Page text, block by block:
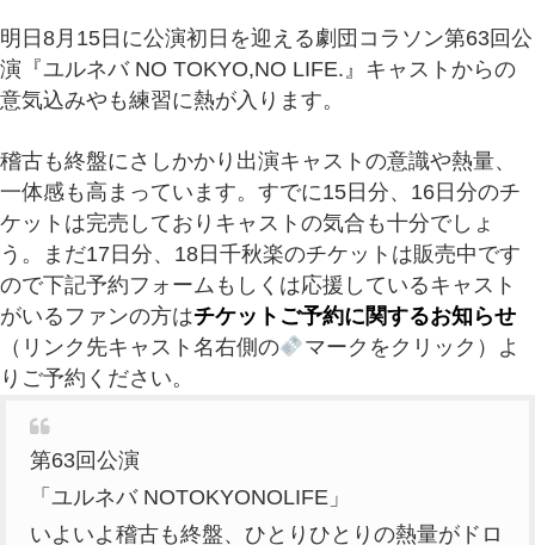
明日8月15日に公演初日を迎える劇団コラソン第63回公
演『ユルネバ NO TOKYO,NO LIFE.』キャストからの
意気込みやも練習に熱が入ります。
稽古も終盤にさしかかり出演キャストの意識や熱量、
一体感も高まっています。すでに15日分、16日分のチ
ケットは完売しておりキャストの気合も十分でしょ
う。まだ17日分、18日千秋楽のチケットは販売中です
ので下記予約フォームもしくは応援しているキャスト
がいるファンの方はチケットご予約に関するお知らせ
（リンク先キャスト名右側の
マークをクリック）よ
りご予約ください。
第63回公演
「ユルネバ NOTOKYONOLIFE」
いよいよ稽古も終盤、ひとりひとりの熱量がドロ